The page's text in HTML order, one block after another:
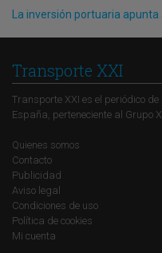
La inversión portuaria apunta
Transporte XXI
Transporte XXI es el periódico
España, perteneciente al Grupo
Quienes somos
Contacto
Publicidad
Aviso legal
Condiciones de uso
Política de cookies
Mi cuenta